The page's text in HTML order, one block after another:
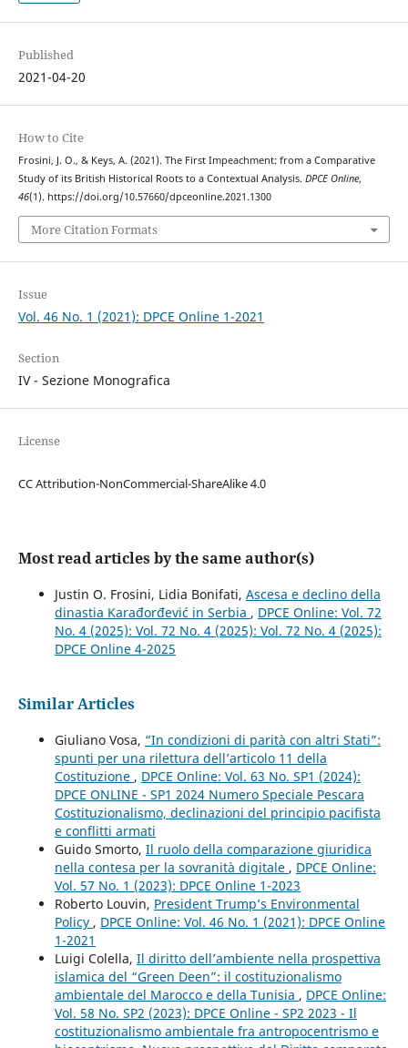
Published
2021-04-20
How to Cite
Frosini, J. O., & Keys, A. (2021). The First Impeachment: from a Comparative
Study of its British Historical Roots to a Contextual Analysis. DPCE Online,
46(1). https://doi.org/10.57660/dpceonline.2021.1300
More Citation Formats
Issue
Vol. 46 No. 1 (2021): DPCE Online 1-2021
Section
IV - Sezione Monografica
License
CC Attribution-NonCommercial-ShareAlike 4.0
Most read articles by the same author(s)
Justin O. Frosini, Lidia Bonifati, Ascesa e declino della
dinastia Karađorđević in Serbia , DPCE Online: Vol. 72
No. 4 (2025): Vol. 72 No. 4 (2025): Vol. 72 No. 4 (2025):
DPCE Online 4-2025
Similar Articles
Giuliano Vosa, “In condizioni di parità con altri Stati”:
spunti per una rilettura dell’articolo 11 della
Costituzione , DPCE Online: Vol. 63 No. SP1 (2024):
DPCE ONLINE - SP1 2024 Numero Speciale Pescara
Costituzionalismo, declinazioni del principio pacifista
e conflitti armati
Guido Smorto, Il ruolo della comparazione giuridica
nella contesa per la sovranità digitale , DPCE Online:
Vol. 57 No. 1 (2023): DPCE Online 1-2023
Roberto Louvin, President Trump’s Environmental
Policy , DPCE Online: Vol. 46 No. 1 (2021): DPCE Online
1-2021
Luigi Colella, Il diritto dell’ambiente nella prospettiva
islamica del “Green Deen”: il costituzionalismo
ambientale del Marocco e della Tunisia , DPCE Online:
Vol. 58 No. SP2 (2023): DPCE Online - SP2 2023 - Il
costituzionalismo ambientale fra antropocentrismo e